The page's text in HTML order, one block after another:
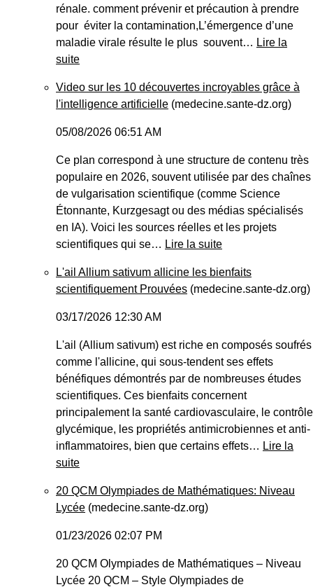
rénale. comment prévenir et précaution à prendre
pour éviter la contamination,L’émergence d’une
maladie virale résulte le plus souvent… Lire la
suite
Video sur les 10 découvertes incroyables grâce à
l'intelligence artificielle (medecine.sante-dz.org)
05/08/2026 06:51 AM
Ce plan correspond à une structure de contenu très
populaire en 2026, souvent utilisée par des chaînes
de vulgarisation scientifique (comme Science
Étonnante, Kurzgesagt ou des médias spécialisés
en IA). Voici les sources réelles et les projets
scientifiques qui se… Lire la suite
L'ail Allium sativum allicine les bienfaits
scientifiquement Prouvées (medecine.sante-dz.org)
03/17/2026 12:30 AM
L'ail (Allium sativum) est riche en composés soufrés
comme l'allicine, qui sous-tendent ses effets
bénéfiques démontrés par de nombreuses études
scientifiques. Ces bienfaits concernent
principalement la santé cardiovasculaire, le contrôle
glycémique, les propriétés antimicrobiennes et anti-
inflammatoires, bien que certains effets… Lire la
suite
20 QCM Olympiades de Mathématiques: Niveau
Lycée (medecine.sante-dz.org)
01/23/2026 02:07 PM
20 QCM Olympiades de Mathématiques – Niveau
Lycée 20 QCM – Style Olympiades de